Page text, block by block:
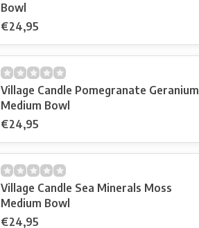
Bowl
€24,95
Village Candle Pomegranate Geranium
Medium Bowl
€24,95
Village Candle Sea Minerals Moss
Medium Bowl
€24,95